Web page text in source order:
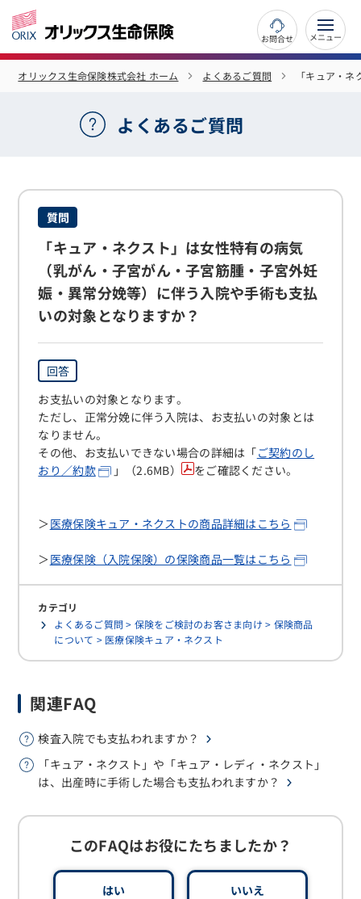
お問合せ
オリックス生命保険株式会社 ホーム よくあるご質問 「キュア・
よくあるご質問
質問
「キュア・ネクスト」は女性特有の病気
（乳がん・子宮がん・子宮筋腫・子宮外妊
娠・異常分娩等）に伴う入院や手術も支払
いの対象となりますか？
回答
お支払いの対象となります。
ただし、正常分娩に伴う入院は、お支払いの対象とは
なりません。
その他、お支払いできない場合の詳細は 「ご契約のし
おり／約款
」（2.6MB） をご確認ください。
＞医療保険キュア・ネクストの商品詳細はこちら
＞医療保険（入院保険）の保険商品一覧はこちら
カテゴリ
よくあるご質問 > 保険をご検討のお客さま向け > 保険商品
について > 医療保険キュア・ネクスト
関連FAQ
検査入院でも支払われますか？
「キュア・ネクスト」や「キュア・レディ・ネクスト」
は、出産時に手術した場合も支払われますか？
このFAQはお役にたちましたか？
はい いいえ